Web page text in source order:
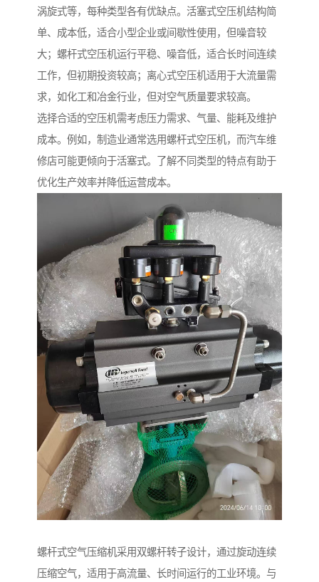
涡旋式等，每种类型各有优缺点。活塞式空压机结构简
单、成本低，适合小型企业或间歇性使用，但噪音较
大；螺杆式空压机运行平稳、噪音低，适合长时间连续
工作，但初期投资较高；离心式空压机适用于大流量需
求，如化工和冶金行业，但对空气质量要求较高。
选择合适的空压机需考虑压力需求、气量、能耗及维护
成本。例如，制造业通常选用螺杆式空压机，而汽车维
修店可能更倾向于活塞式。了解不同类型的特点有助于
优化生产效率并降低运营成本。
螺杆式空气压缩机采用双螺杆转子设计，通过旋动连续
压缩空气，适用于高流量、长时间运行的工业环境。与